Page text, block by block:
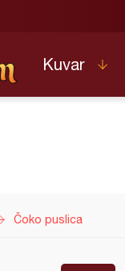
Kuvar
Čoko puslica